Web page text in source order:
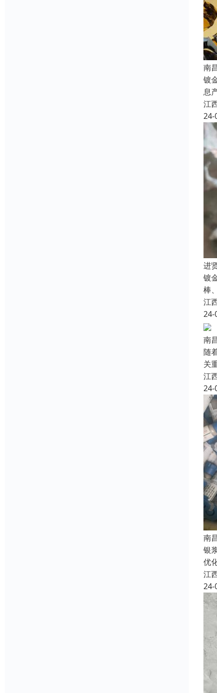
南
镀
息
江
24-
进
镀
棒
江
24-
南
随
关
江
24-
南
银
优
江
24-